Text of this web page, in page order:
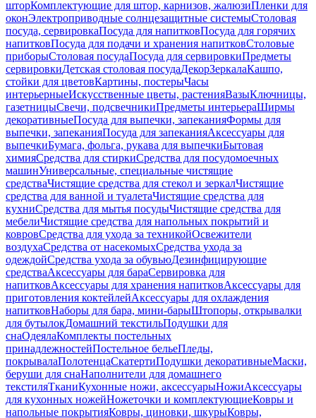
шторКомплектующие для штор, карнизов, жалюзиПленки для
оконЭлектроприводные солнцезащитные системыСтоловая
посуда, сервировкаПосуда для напитковПосуда для горячих
напитковПосуда для подачи и хранения напитковСтоловые
приборыСтоловая посудаПосуда для сервировкиПредметы
сервировкиДетская столовая посудаДекорЗеркалаКашпо,
стойки для цветовКартины, постерыЧасы
интерьерныеИскусственные цветы, растенияВазыКлючницы,
газетницыСвечи, подсвечникиПредметы интерьераШирмы
декоративныеПосуда для выпечки, запеканияФормы для
выпечки, запеканияПосуда для запеканияАксессуары для
выпечкиБумага, фольга, рукава для выпечкиБытовая
химияСредства для стиркиСредства для посудомоечных
машинУниверсальные, специальные чистящие
средстваЧистящие средства для стекол и зеркалЧистящие
средства для ванной и туалетаЧистящие средства для
кухниСредства для мытья посудыЧистящие средства для
мебелиЧистящие средства для напольных покрытий и
ковровСредства для ухода за техникойОсвежители
воздухаСредства от насекомыхСредства ухода за
одеждойСредства ухода за обувьюДезинфицирующие
средстваАксессуары для бараСервировка для
напитковАксессуары для хранения напитковАксессуары для
приготовления коктейлейАксессуары для охлаждения
напитковНаборы для бара, мини-барыШтопоры, открывалки
для бутылокДомашний текстильПодушки для
снаОдеялаКомплекты постельных
принадлежностейПостельное бельеПледы,
покрывалаПолотенцаСкатертиПодушки декоративныеМаски,
беруши для снаНаполнители для домашнего
текстиляТканиКухонные ножи, аксессуарыНожиАксессуары
для кухонных ножейНожеточки и комплектующиеКовры и
напольные покрытияКовры, циновки, шкурыКовры,